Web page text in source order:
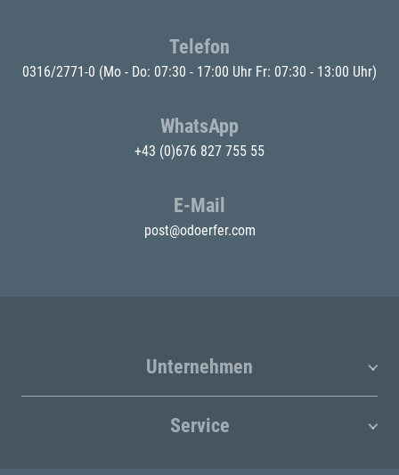
Telefon
0316/2771-0 (Mo - Do: 07:30 - 17:00 Uhr Fr: 07:30 - 13:00 Uhr)
WhatsApp
+43 (0)676 827 755 55
E-Mail
post@odoerfer.com
Unternehmen
Service